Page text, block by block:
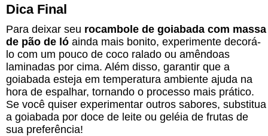
Dica Final
Para deixar seu rocambole de goiabada com massa
de pão de ló ainda mais bonito, experimente decorá-
lo com um pouco de coco ralado ou amêndoas
laminadas por cima. Além disso, garantir que a
goiabada esteja em temperatura ambiente ajuda na
hora de espalhar, tornando o processo mais prático.
Se você quiser experimentar outros sabores, substitua
a goiabada por doce de leite ou geléia de frutas de
sua preferência!